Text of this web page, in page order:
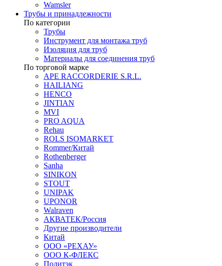
Wamsler
Трубы и принадлежности
По категории
Трубы
Инструмент для монтажа труб
Изоляция для труб
Материалы для соединения труб
По торговой марке
APE RACCORDERIE S.R.L.
HAILIANG
HENCO
JINTIAN
MVI
PRO AQUA
Rehau
ROLS ISOMARKET
Rommer/Китай
Rothenberger
Sanha
SINIKON
STOUT
UNIPAK
UPONOR
Walraven
АКВАТЕК/Россия
Другие производители
Китай
ООО «РЕХАУ»
ООО К-ФЛЕКС
Политэк